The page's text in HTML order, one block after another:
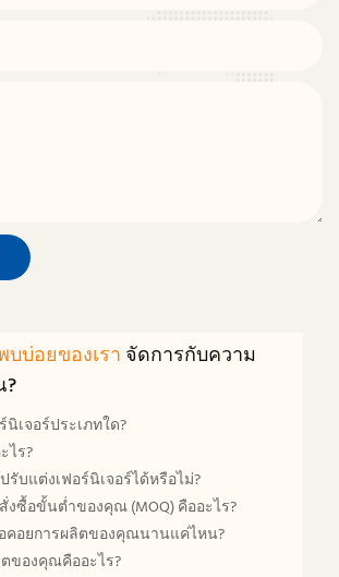
บ่อยของเรา จัดการกับความ
เจอร์ประเภทใด?
ไร?
บแต่งเฟอร์นิเจอร์ได้หรือไม่?
ซื้อขั้นต่ำของคุณ (MOQ) คืออะไร?
คอยการผลิตของคุณนานแค่ไหน?
ของคุณคืออะไร?